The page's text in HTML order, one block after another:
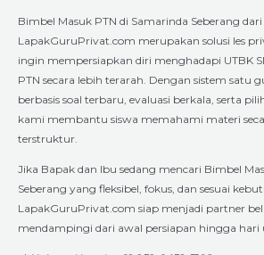
Bimbel Masuk PTN di Samarinda Seberang dari
LapakGuruPrivat.com merupakan solusi les
ingin mempersiapkan diri menghadapi UTBK
PTN secara lebih terarah. Dengan sistem satu
berbasis soal terbaru, evaluasi berkala, serta
kami membantu siswa memahami materi
terstruktur.
Jika Bapak dan Ibu sedang mencari Bimbel
Seberang yang fleksibel, fokus, dan sesuai
LapakGuruPrivat.com siap menjadi partner
mendampingi dari awal persiapan hingga hari